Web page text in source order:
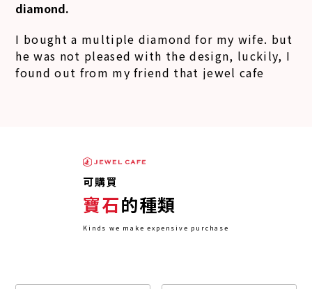
welcoming and, I get a free drinks and snack. I
nice its free. I am very satisfied with the price
given even though my multiple diamond ring
no cert. What is the best here, there have a
diamond.
I bought a multiple diamond for my wife. but
he was not pleased with the design, luckily, I
found out from my friend that jewel cafe
cafe has a professional staff because they can
answer every question I have. they also give
good service even though I was a bit picky.
Congrats and keep it up.
可購買
寶石的種類
Kinds we make expensive purchase